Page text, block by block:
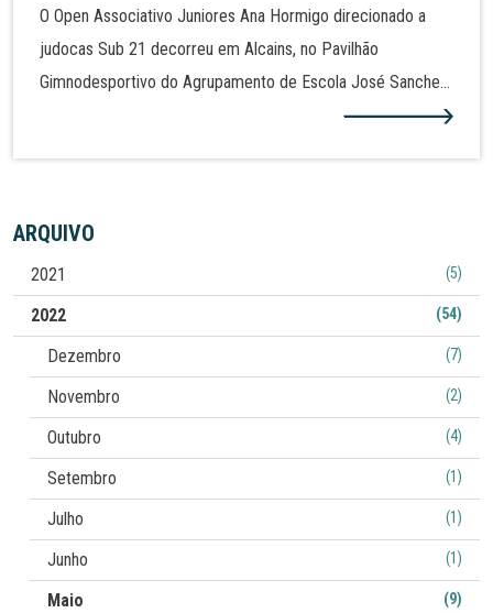
O Open Associativo Juniores Ana Hormigo direcionado a
judocas Sub 21 decorreu em Alcains, no Pavilhão
Gimnodesportivo do Agrupamento de Escola José Sanches
e São Vicente da beira. Em representação da Associação
Em -57 kg, Madalena Cruz sagrou-se vice-campeã da prova,
conquistando a medalha de prata, e Giovana Aznar alcançou
o bronze na categoria de -70 kg. Do mesmo clube
participaram ainda David Paulo (-73 kg) e Diogo Louro (-60
kg).
ARQUIVO
2021 (5)
2022 (54)
Dezembro (7)
Novembro (2)
Outubro (4)
Setembro (1)
Julho (1)
Junho (1)
Maio (9)